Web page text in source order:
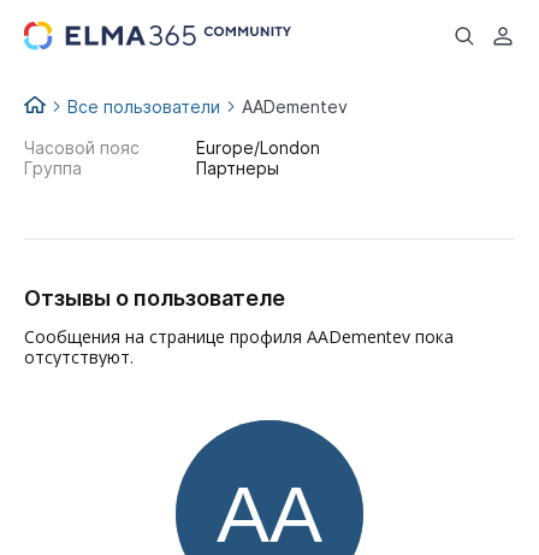
...
Все пользователи AADementev
Часовой пояс
Europe/London
Группа
Партнеры
Отзывы о пользователе
Сообщения на странице профиля AADementev пока
отсутствуют.